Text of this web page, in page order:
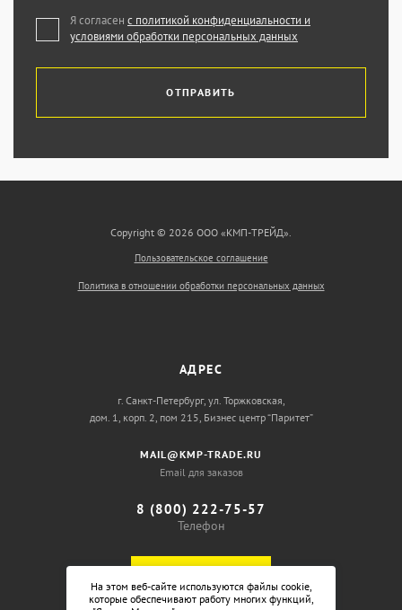
Я согласен с политикой конфиденциальности и
условиями обработки персональных данных
ОТПРАВИТЬ
Copyright © 2026 ООО «КМП-ТРЕЙД».
Пользовательское соглашение
Политика в отношении обработки персональных данных
АДРЕС
г. Санкт-Петербург, ул. Торжковская,
дом. 1, корп. 2, пом 215, Бизнес центр “Паритет”
MAIL@KMP-TRADE.RU
Email для заказов
8 (800) 222-75-57
Телефон
На этом веб-сайте используются файлы cookie,
которые обеспечивают работу многих функций,